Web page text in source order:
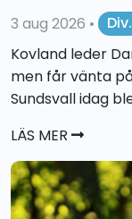
3 aug 2026 •
Kovland leder
men får vänta
Sundsvall idag
LÄS MER